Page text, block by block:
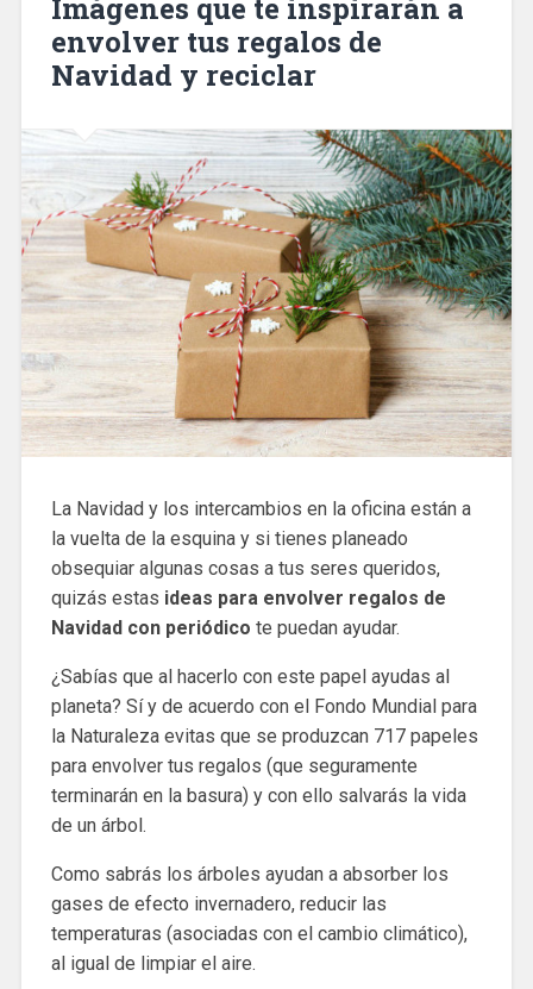
Imágenes que te inspirarán a
envolver tus regalos de
Navidad y reciclar
La Navidad y los intercambios en la oficina están a
la vuelta de la esquina y si tienes planeado
obsequiar algunas cosas a tus seres queridos,
quizás estas ideas para envolver regalos de
Navidad con periódico te puedan ayudar.
¿Sabías que al hacerlo con este papel ayudas al
planeta? Sí y de acuerdo con el Fondo Mundial para
la Naturaleza evitas que se produzcan 717 papeles
para envolver tus regalos (que seguramente
terminarán en la basura) y con ello salvarás la vida
de un árbol.
Como sabrás los árboles ayudan a absorber los
gases de efecto invernadero, reducir las
temperaturas (asociadas con el cambio climático),
al igual de limpiar el aire.